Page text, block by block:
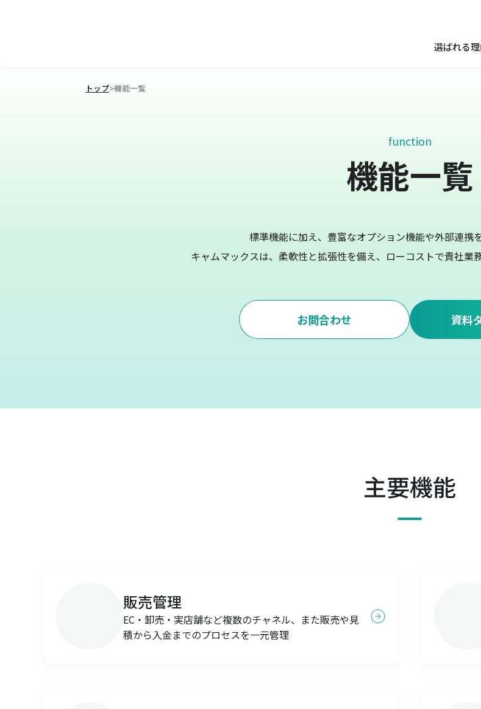
選ばれる
トップ>機能一覧
function
機能一覧
標準機能に加え、豊富なオプション機能や外部連携
キャムマックスは、柔軟性と拡張性を備え、ローコストで貴社業
お問合わせ 資料
主要機能
販売管理
EC・卸売・実店舗など複数のチャネル、また販売や見
積から入金までのプロセスを一元管理